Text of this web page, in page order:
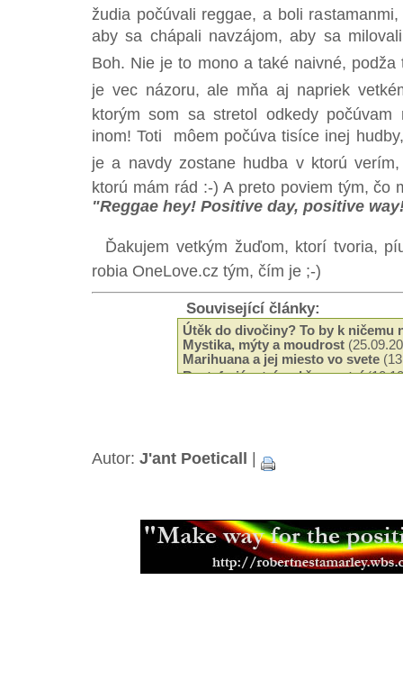
žudia počúvali reggae, a boli
aby sa chápali navzájom, aby sa
Boh. Nie je to mono a také naivné,
je vec názoru, ale mňa aj napriek
ktorým som sa stretol odkedy počúvam
inom! Toti môem počúva tisíce inej
je a navdy zostane hudba v ktorú
ktorú mám rád :-) A preto poviem tým, čo
"Reggae hey! Positive day, positive
Ďakujem vetkým žuďom, ktorí tvoria,
robia OneLove.cz tým, čím je ;-)
Související články:
Útěk do divočiny? To by k ničemu
Mystika, mýty a moudrost
Marihuana a jej miesto vo svete
Rastafariánství vs křesanství
Starí generací (ne)odsouzen
Naléhej aneb slova posílení pro
Je čas zlepit společnost
Dreadlocky pouze pro vyvolené
Ovlivnění těla myslí(10.03.2006)
Autor: J'ant Poeticall